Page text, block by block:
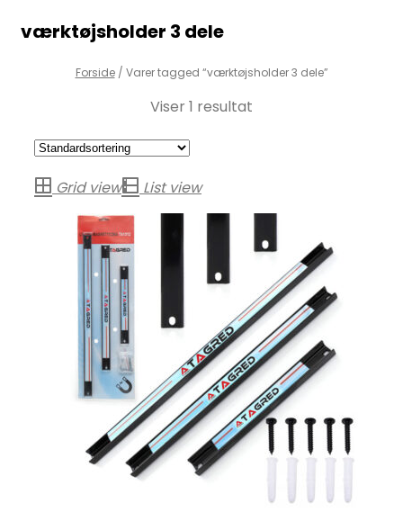
værktøjsholder 3 dele
Forside/ Varer tagged “værktøjsholder 3 dele”
Viser 1 resultat
Grid view List view